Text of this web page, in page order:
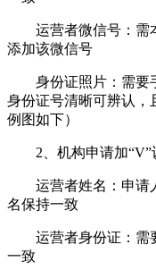
运营者微信号：需
添加该微信号
身份证照片：需要
身份证号清晰可辨认，
例图如下）
2、机构申请加“V”
运营者姓名：申请
名保持一致
运营者身份证：需
一致